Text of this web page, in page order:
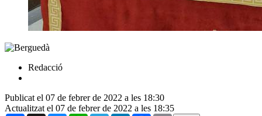
Redacció
Publicat el 07 de febrer de 2022 a les 18:30
Actualitzat el 07 de febrer de 2022 a les 18:35